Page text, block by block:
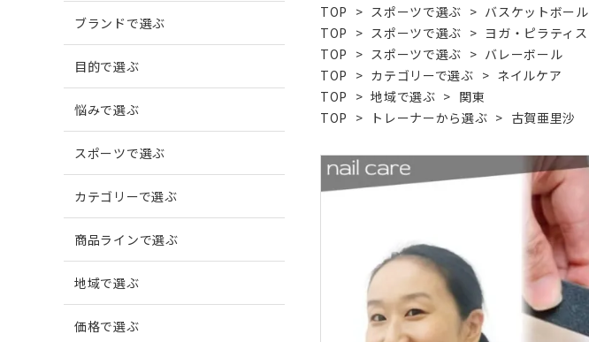
爪を保湿する 爪の相談をする
角質を取り除く 筋肉をサポートする
爪が薄い 爪が分厚い
二枚爪になっている 巻き爪になっている
爪がでこぼこする 爪に縦筋がある
爪が反る
バスケットボール テニス
ボルダリング 水泳
柔道 ボウリング
カウンセリング
中部 近畿
九州
TOP > スポーツで選ぶ > バスケットボール
TOP > スポーツで選ぶ > ヨガ・ピラティス
TOP > スポーツで選ぶ > バレーボール
TOP > カテゴリーで選ぶ > ネイルケア
TOP > 地域で選ぶ > 関東
TOP > トレーナーから選ぶ > 古賀亜里沙
ブランドで選ぶ
目的で選ぶ
悩みで選ぶ
スポーツで選ぶ
カテゴリーで選ぶ
商品ラインで選ぶ
地域で選ぶ
価格で選ぶ